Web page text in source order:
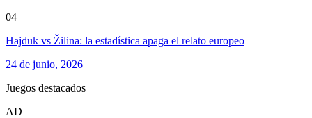
04
Hajduk vs Žilina: la estadística apaga el relato europeo
24 de junio, 2026
Juegos destacados
AD